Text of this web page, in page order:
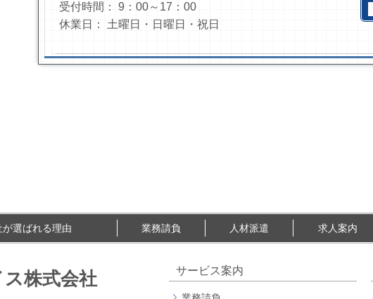
受付時間： 9：00～17：00
休業日： 土曜日・日曜日・祝日
が選ばれる理由 業務請負 人材派遣 求人案内
ス株式会社 サービス案内